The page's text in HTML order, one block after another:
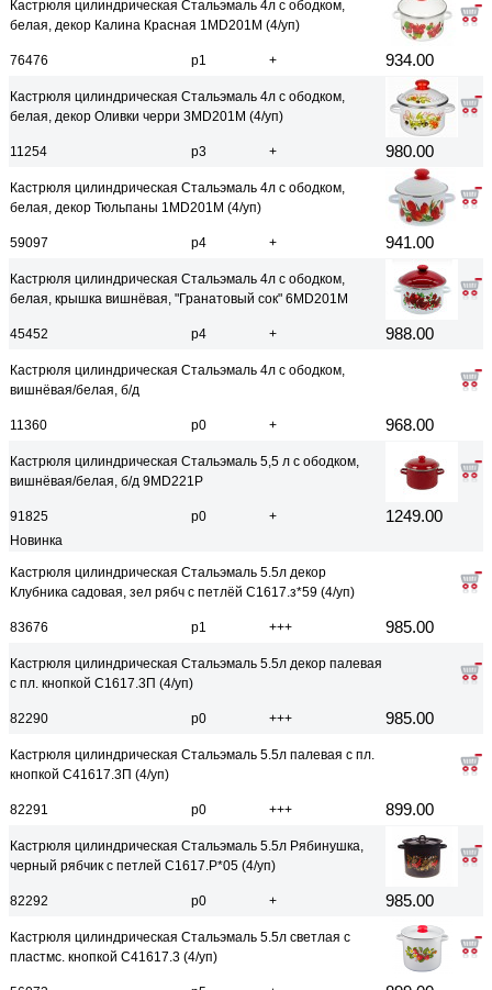
Кастрюля цилиндрическая Стальэмаль 4л с ободком,
белая, декор Калина Красная 1MD201M (4/уп)
76476 р1 + 934.00
Кастрюля цилиндрическая Стальэмаль 4л с ободком,
белая, декор Оливки черри 3MD201M (4/уп)
11254 р3 + 980.00
Кастрюля цилиндрическая Стальэмаль 4л с ободком,
белая, декор Тюльпаны 1MD201M (4/уп)
59097 р4 + 941.00
Кастрюля цилиндрическая Стальэмаль 4л с ободком,
белая, крышка вишнёвая, "Гранатовый сок" 6MD201M
45452 р4 + 988.00
Кастрюля цилиндрическая Стальэмаль 4л с ободком,
вишнёвая/белая, б/д
11360 р0 + 968.00
Кастрюля цилиндрическая Стальэмаль 5,5 л с ободком,
вишнёвая/белая, б/д 9MD221P
91825 р0 + 1249.00
Новинка
Кастрюля цилиндрическая Стальэмаль 5.5л декор
Клубника садовая, зел рябч с петлёй С1617.з*59 (4/уп)
83676 р1 +++ 985.00
Кастрюля цилиндрическая Стальэмаль 5.5л декор палевая
с пл. кнопкой С1617.3П (4/уп)
82290 р0 +++ 985.00
Кастрюля цилиндрическая Стальэмаль 5.5л палевая с пл.
кнопкой С41617.3П (4/уп)
82291 р0 +++ 899.00
Кастрюля цилиндрическая Стальэмаль 5.5л Рябинушка,
черный рябчик с петлей С1617.Р*05 (4/уп)
82292 р0 + 985.00
Кастрюля цилиндрическая Стальэмаль 5.5л светлая с
пластмс. кнопкой С41617.3 (4/уп)